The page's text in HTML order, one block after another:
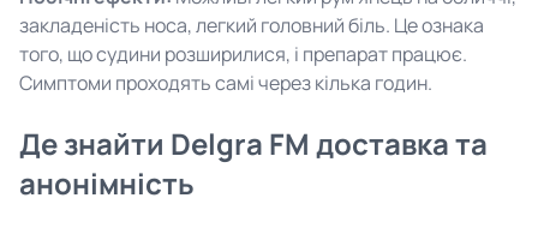
закладеність носа, легкий головний біль. Це ознака
того, що судини розширилися, і препарат працює.
Симптоми проходять самі через кілька годин.
Де знайти Delgra FM доставка та
анонімність